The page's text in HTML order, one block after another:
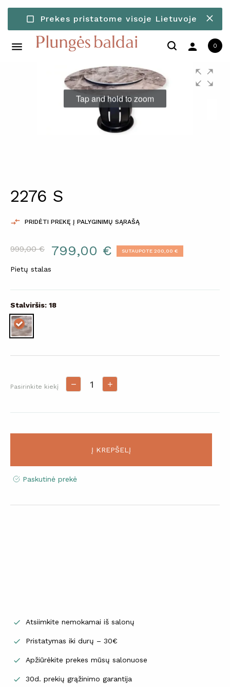
check_box_outline_blank Prekes pristatome visoje Lietuvoje
person 0
Tap and hold to zoom
2276 S
 PRIDĖTI PREKĘ Į PALYGINIMŲ SĄRAŠĄ
999,00 € 799,00 € SUTAUPOTE 200,00 €
Pietų stalas
Stalviršis: 18
Pasirinkite kiekį
Į KREPŠELĮ
Paskutinė prekė
 Atsiimkite nemokamai iš salonų
 Pristatymas iki durų – 30€
 Apžiūrėkite prekes mūsų salonuose
 30d. prekių grąžinimo garantija